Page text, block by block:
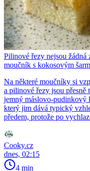
Pilinové řezy nejsou
moučník s kokosovým
Na některé moučníky si
a pilinové řezy jsou přesně
jemný máslovo-pudinkový
který jim dává typický
předem, protože po
Cooky.cz
dnes, 02:15
4 min